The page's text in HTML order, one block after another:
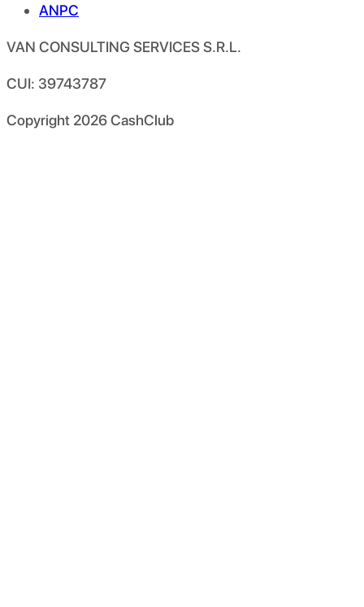
ANPC
VAN CONSULTING SERVICES S.R.L.
CUI: 39743787
Copyright 2026CashClub